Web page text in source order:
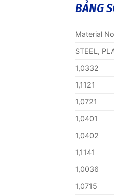
BẢNG
Material
STEEL,
1,0332
1,1121
1,0721
1,0401
1,0402
1,1141
1,0036
1,0715